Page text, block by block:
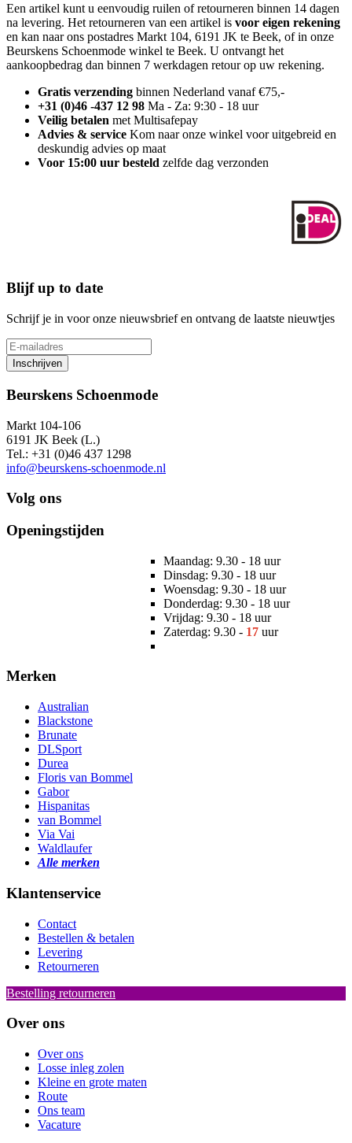
Een artikel kunt u eenvoudig ruilen of retourneren binnen 14 dagen
na levering. Het retourneren van een artikel is voor eigen rekening
en kan naar ons postadres Markt 104, 6191 JK te Beek, of in onze
Beurskens Schoenmode winkel te Beek. U ontvangt het
aankoopbedrag dan binnen 7 werkdagen retour op uw rekening.
Gratis verzending binnen Nederland vanaf €75,-
+31 (0)46 -437 12 98 Ma - Za: 9:30 - 18 uur
Veilig betalen met Multisafepay
Advies & service Kom naar onze winkel voor uitgebreid en
deskundig advies op maat
Voor 15:00 uur besteld zelfde dag verzonden
Blijf up to date
Schrijf je in voor onze nieuwsbrief en ontvang de laatste nieuwtjes
Inschrijven
Beurskens Schoenmode
Markt 104-106
6191 JK Beek (L.)
Tel.: +31 (0)46 437 1298
info@beurskens-schoenmode.nl
Volg ons
Openingstijden
Maandag: 9.30 - 18 uur
Dinsdag: 9.30 - 18 uur
Woensdag: 9.30 - 18 uur
Donderdag: 9.30 - 18 uur
Vrijdag: 9.30 - 18 uur
Zaterdag: 9.30 - 17 uur
Merken
Australian
Blackstone
Brunate
DLSport
Durea
Floris van Bommel
Gabor
Hispanitas
van Bommel
Via Vai
Waldlaufer
Alle merken
Klantenservice
Contact
Bestellen & betalen
Levering
Retourneren
Bestelling retourneren
Over ons
Over ons
Losse inleg zolen
Kleine en grote maten
Route
Ons team
Vacature